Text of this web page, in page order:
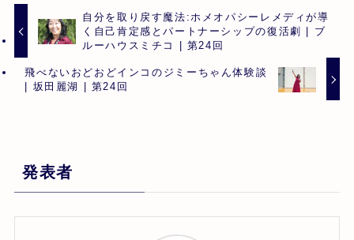
自分を取り戻す魔法:ホメオパシーレメディが導
く自己肯定感とパートナーシップの復活劇 | ブ
ルーハウスミチコ | 第24回
飛べないおどおどインコのジミーちゃん体験談
| 坂田麗湖 | 第24回
発表者